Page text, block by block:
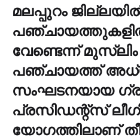
മലപ്പുറം ജില്ലയില്‍
പഞ്ചായത്തുകളില്‍
വേണ്ടെന്ന് മുസ്ലിം
പഞ്ചായത്ത്
സംഘടനയായ
പ്രസിഡന്റ്‌സ്
യോഗത്തിലാണ്